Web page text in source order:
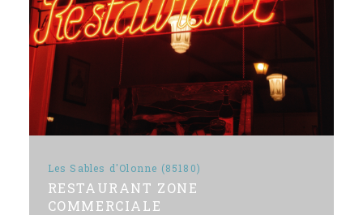
Les Sables d'Olonne (85180)
RESTAURANT ZONE
COMMERCIALE